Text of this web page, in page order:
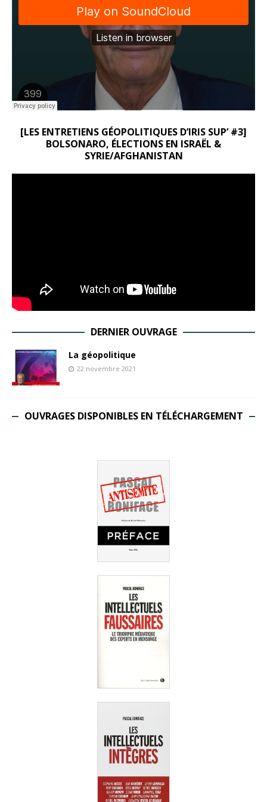
[LES ENTRETIENS GÉOPOLITIQUES D’IRIS SUP’ #3]
BOLSONARO, ÉLECTIONS EN ISRAËL &
SYRIE/AFGHANISTAN
DERNIER OUVRAGE
La géopolitique
22 novembre 2021
OUVRAGES DISPONIBLES EN TÉLÉCHARGEMENT